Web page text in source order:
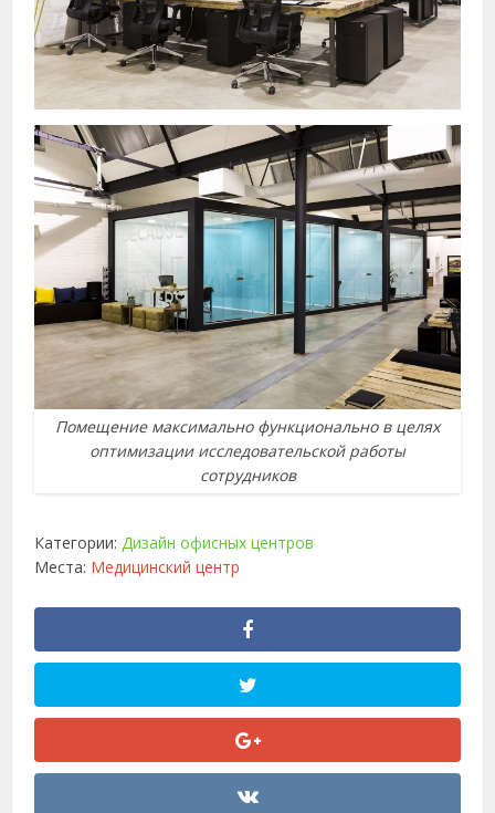
Помещение максимально функционально в целях
оптимизации исследовательской работы
сотрудников
Категории:Дизайн офисных центров
Места: Медицинский центр